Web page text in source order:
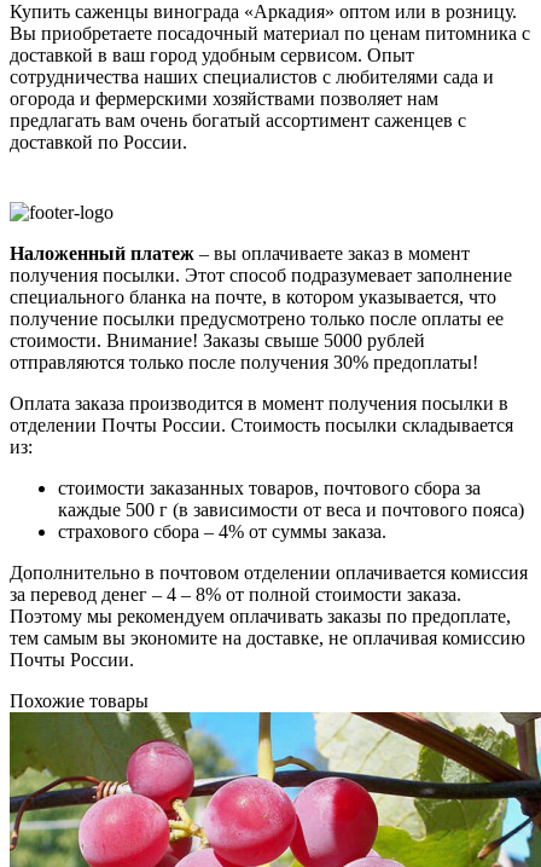
Купить саженцы винограда «Аркадия» оптом или в розницу.
Вы приобретаете посадочный материал по ценам питомника с
доставкой в ваш город удобным сервисом. Опыт
сотрудничества наших специалистов с любителями сада и
огорода и фермерскими хозяйствами позволяет нам
предлагать вам очень богатый ассортимент саженцев с
доставкой по России.
Наложенный платеж – вы оплачиваете заказ в момент
получения посылки. Этот способ подразумевает заполнение
специального бланка на почте, в котором указывается, что
получение посылки предусмотрено только после оплаты ее
стоимости. Внимание! Заказы свыше 5000 рублей
отправляются только после получения 30% предоплаты!
Оплата заказа производится в момент получения посылки в
отделении Почты России. Стоимость посылки складывается
из:
стоимости заказанных товаров, почтового сбора за
каждые 500 г (в зависимости от веса и почтового пояса)
страхового сбора – 4% от суммы заказа.
Дополнительно в почтовом отделении оплачивается комиссия
за перевод денег – 4 – 8% от полной стоимости заказа.
Поэтому мы рекомендуем оплачивать заказы по предоплате,
тем самым вы экономите на доставке, не оплачивая комиссию
Почты России.
Похожие товары